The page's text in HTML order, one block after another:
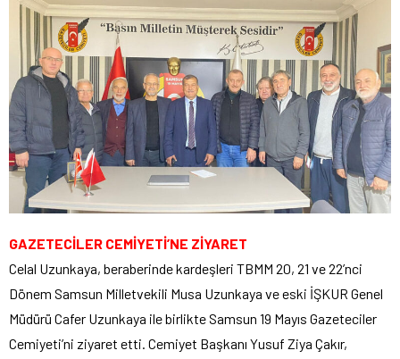
GAZETECİLER CEMİYETİ’NE ZİYARET
Celal Uzunkaya, beraberinde kardeşleri TBMM 20, 21 ve 22’nci
Dönem Samsun Milletvekili Musa Uzunkaya ve eski İŞKUR Genel
Müdürü Cafer Uzunkaya ile birlikte Samsun 19 Mayıs Gazeteciler
Cemiyeti’ni ziyaret etti. Cemiyet Başkanı Yusuf Ziya Çakır,